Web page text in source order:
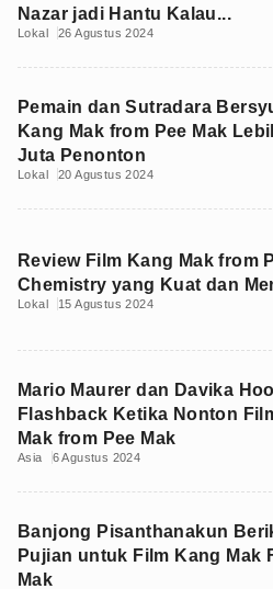
Nazar jadi Hantu Kalau...
Lokal 26 Agustus 2024
Pemain dan Sutradara
Kang Mak from Pee Mak
Juta Penonton
Lokal 20 Agustus 2024
Review Film Kang Mak from
Chemistry yang Kuat dan
Lokal 15 Agustus 2024
Mario Maurer dan Davika
Flashback Ketika Nonton
Mak from Pee Mak
Asia 6 Agustus 2024
Banjong Pisanthanakun
Pujian untuk Film Kang Mak
Mak